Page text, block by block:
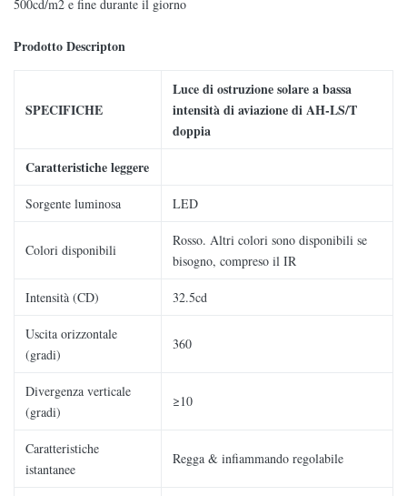
500cd/m2 e fine durante il giorno
Prodotto Descripton
SPECIFICHE
Luce di ostruzione solare a bassa
intensità di aviazione di AH-LS/T
doppia
Caratteristiche leggere
Sorgente luminosa LED
Colori disponibili
Rosso. Altri colori sono disponibili se
bisogno, compreso il IR
Intensità (CD) 32.5cd
Uscita orizzontale
(gradi)
360
Divergenza verticale
(gradi)
≥10
Caratteristiche
istantanee
Regga & infiammando regolabile